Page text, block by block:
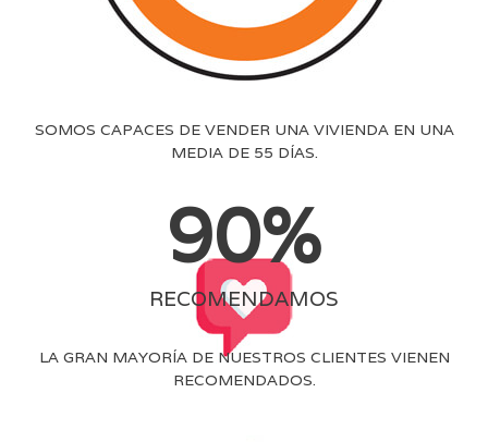
SOMOS CAPACES DE VENDER UNA VIVIENDA EN UNA
MEDIA DE 55 DÍAS.
RECOMENDAMOS
90%
LA GRAN MAYORÍA DE NUESTROS CLIENTES VIENEN
RECOMENDADOS.